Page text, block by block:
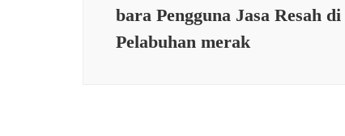
bara Pengguna Jasa Resah di
Pelabuhan merak